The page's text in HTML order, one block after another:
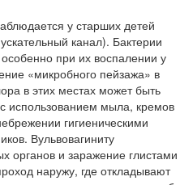
у старших детей
канал). Бактерии
при их воспалении у
«микробного пейзажа» в
в этих местах может быть
использованием мыла, кремов
гигиеническими
Вульвовагиниту
органов и заражение глистами
наружу, где откладывают